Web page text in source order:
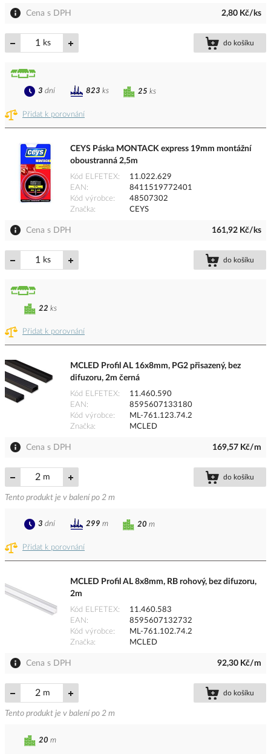
Cena s DPH 2,80 Kč/ks
ks do košíku
Přidat k porovnání
25 ks
3 dní 823 ks
CEYS Páska MONTACK express 19mm montážní
oboustranná 2,5m
Kód ELFETEX
11.022.629
EAN
8411519772401
Kód výrobce
48507302
Značka
CEYS
Cena s DPH 161,92 Kč/ks
ks do košíku
Přidat k porovnání
22 ks
MCLED Profil AL 16x8mm, PG2 přisazený, bez
difuzoru, 2m černá
Kód ELFETEX
11.460.590
EAN
8595607133180
Kód výrobce
ML-761.123.74.2
Značka
MCLED
Cena s DPH 169,57 Kč/m
m do košíku
Tento produkt je v balení po 2 m
Přidat k porovnání
20 m
3 dní 299 m
MCLED Profil AL 8x8mm, RB rohový, bez difuzoru,
2m
Kód ELFETEX
11.460.583
EAN
8595607132732
Kód výrobce
ML-761.102.74.2
Značka
MCLED
Cena s DPH 92,30 Kč/m
m do košíku
Tento produkt je v balení po 2 m
20 m